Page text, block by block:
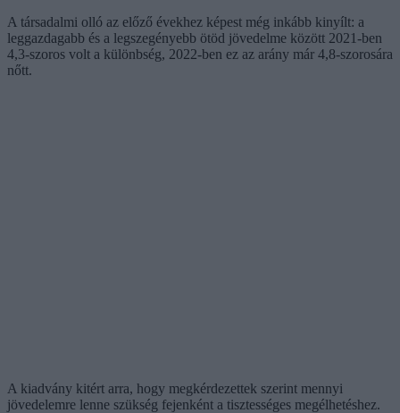
A társadalmi olló az előző évekhez képest még inkább kinyílt: a
leggazdagabb és a legszegényebb ötöd jövedelme között 2021-ben
4,3-szoros volt a különbség, 2022-ben ez az arány már 4,8-szorosára
nőtt.
A kiadvány kitért arra, hogy megkérdezettek szerint mennyi
jövedelemre lenne szükség fejenként a tisztességes megélhetéshez.